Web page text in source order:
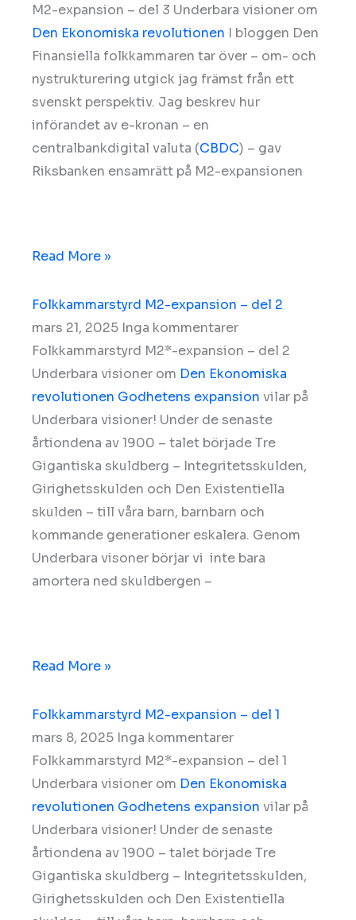
M2-expansion – del 3 Underbara visioner om
Den Ekonomiska revolutionen I bloggen Den
Finansiella folkkammaren tar över – om- och
nystrukturering utgick jag främst från ett
svenskt perspektiv. Jag beskrev hur
införandet av e-kronan – en
centralbankdigital valuta (CBDC) – gav
Riksbanken ensamrätt på M2-expansionen
Read More »
Folkkammarstyrd M2-expansion – del 2
mars 21, 2025 Inga kommentarer
Folkkammarstyrd M2*-expansion – del 2
Underbara visioner om Den Ekonomiska
revolutionen Godhetens expansion vilar på
Underbara visioner! Under de senaste
årtiondena av 1900 – talet började Tre
Gigantiska skuldberg – Integritetsskulden,
Girighetsskulden och Den Existentiella
skulden – till våra barn, barnbarn och
kommande generationer eskalera. Genom
Underbara visoner börjar vi inte bara
amortera ned skuldbergen –
Read More »
Folkkammarstyrd M2-expansion – del 1
mars 8, 2025 Inga kommentarer
Folkkammarstyrd M2*-expansion – del 1
Underbara visioner om Den Ekonomiska
revolutionen Godhetens expansion vilar på
Underbara visioner! Under de senaste
årtiondena av 1900 – talet började Tre
Gigantiska skuldberg – Integritetsskulden,
Girighetsskulden och Den Existentiella